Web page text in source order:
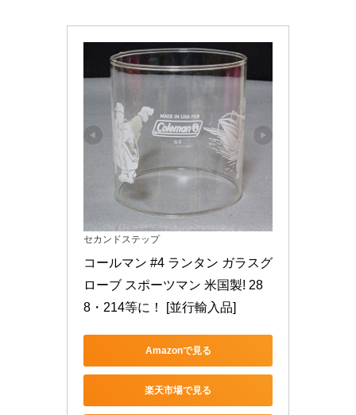
セカンドステップ
コールマン #4 ランタン ガラスグ
ローブ スポーツマン 米国製! 28
8・214等に！ [並行輸入品]
Amazonで見る
楽天市場で見る